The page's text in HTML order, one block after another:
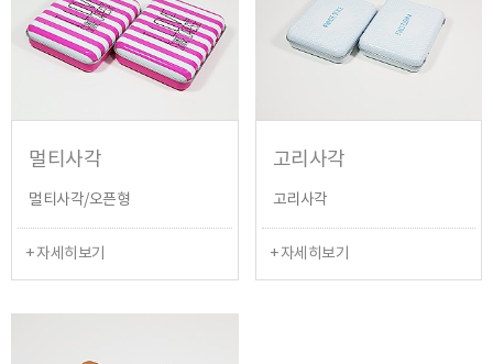
멀티사각
멀티사각/오픈형
+ 자세히보기
고리사각
고리사각
+ 자세히보기